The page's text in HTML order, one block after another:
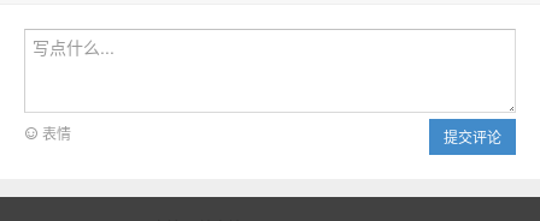
提交评论
表情